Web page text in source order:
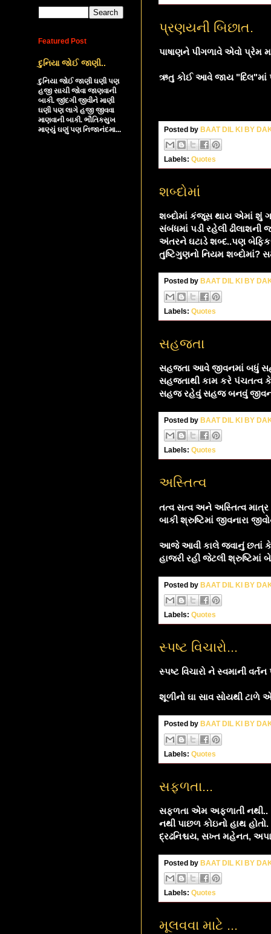
પ્રણયની બિછાત.
પાષાણને પીગળાવે એવો પ્રેમ
ઋતુ કોઈ આવે જાય "દિલ"માં
Posted by BAAT DIL KI BY
Labels:Quotes
શબ્દોમાં
શબ્દોમાં કંજૂસ થાય એમાં શું
સંબંધમાં પડી રહેલી
અંતરને ઘટાડે શબ્દ..પણ
તુષ્ટિગુણનો નિયમ
Posted by BAAT DIL KI BY
Labels:Quotes
સહજતા
સહજતા આવે જીવનમાં બધું
સહજતાથી કામ કરે પંચતત્વ
સહજ રહેવું સહજ બનવું જીવન
Posted by BAAT DIL KI BY
Labels:Quotes
અસ્તિત્વ
તત્વ સત્વ અને અસ્તિત્વ
બાકી શ્રુષ્ટિમાં જીવનારા
આજે આવી કાલે જવાનું છતાં
હાજરી રહી જેટલી શ્રુષ્ટિમાં
Posted byBAAT DIL KI BY
Labels:Quotes
સ્પષ્ટ વિચારો...
સ્પષ્ટ વિચારો ને સ્વમાની
શૂળીનો ઘા સાવ સોયથી ટાળે
Posted by BAAT DIL KI BY
Labels:Quotes
સફળતા...
સફળતા એમ અફળાતી નથી..
નથી પાછળ કોઇનો હાથ હોતો.
દ્રઢનિશ્ચય, સખ્ત મહેનત,
Posted byBAAT DIL KI BY
Labels:Quotes
મૂલવવા માટે ...
Featured Post
દુનિયા જોઈ જાણી..
દુનિયા જોઈ જાણી ઘણી પણ
હજી સાચી જોવા જાણવાની
બાકી. જીંદગી જીવીને માણી
ઘણી પણ લાગે હજી જીવવા
માણવાની બાકી. ભૌતિકસુખ
માણ્યું ઘણું પણ નિજાનંદમા...